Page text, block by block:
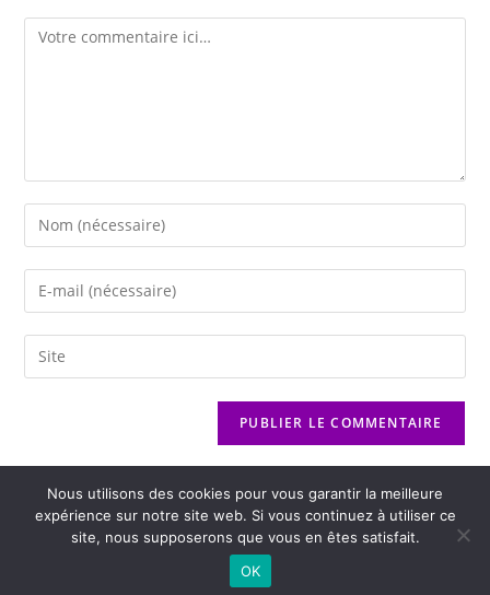
2026 - Variance FM - Mentions légales - Politique de confidentialité -
- Réalisation
Nous utilisons des cookies pour vous garantir la meilleure
expérience sur notre site web. Si vous continuez à utiliser ce
site, nous supposerons que vous en êtes satisfait.
OK